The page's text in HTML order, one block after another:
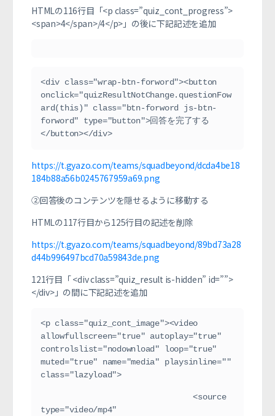
HTMLの116行目「<p class=”quiz_cont_progress”>
<span>4</span>/4</p>」の後に下記記述を追加
<div class="wrap-btn-forword"><button
onclick="quizResultNotChange.questionFow
ard(this)" class="btn-forword js-btn-
forword" type="button">回答を完了する
</button></div>
https://t.gyazo.com/teams/squadbeyond/dcda4be18
184b88a56b0245767959a69.png
②回答後のコンテンツを隠せるように移動する
HTMLの117行目から125行目の記述を削除
https://t.gyazo.com/teams/squadbeyond/89bd73a28
d44b996497bcd70a59843de.png
121行目「 <div class=”quiz_result is-hidden” id=””>
</div>」の間に下記記述を追加
<p class="quiz_cont_image"><video
allowfullscreen="true" autoplay="true"
controlslist="nodownload" loop="true"
muted="true" name="media" playsinline=""
class="lazyload">
                                <source
type="video/mp4"